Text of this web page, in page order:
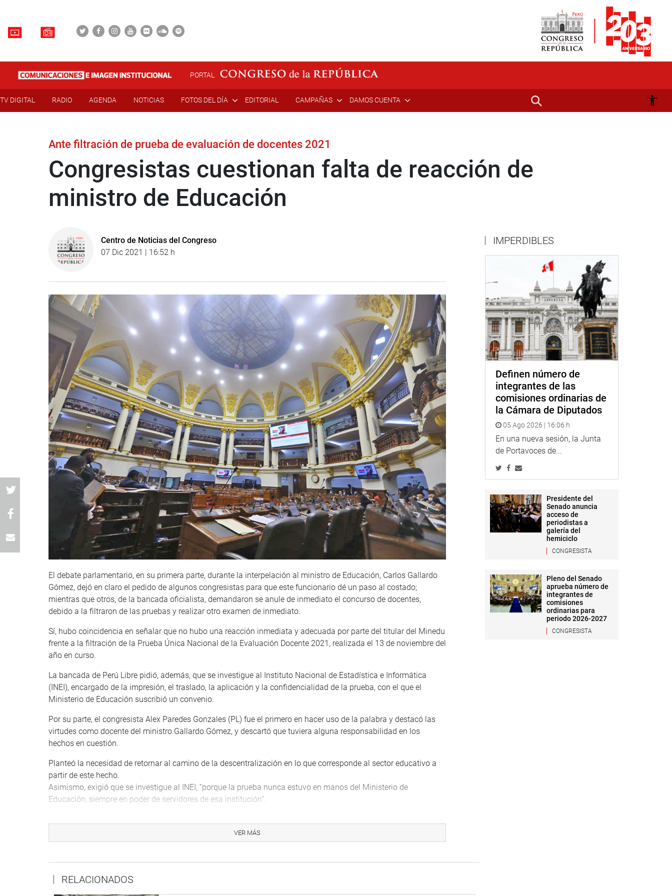
PORTAL
TV DIGITAL RADIO AGENDA NOTICIAS FOTOS DEL DÍA EDITORIAL CAMPAÑAS DAMOS CUENTA
Ante filtración de prueba de evaluación de docentes 2021
Congresistas cuestionan falta de reacción de
ministro de Educación
Centro de Noticias del Congreso
07 Dic 2021 | 16:52 h
El debate parlamentario, en su primera parte, durante la interpelación al ministro de Educación, Carlos Gallardo
Gómez, dejó en claro el pedido de algunos congresistas para que este funcionario dé un paso al costado;
mientras que otros, de la bancada oficialista, demandaron se anule de inmediato el concurso de docentes,
debido a la filtraron de las pruebas y realizar otro examen de inmediato.
Sí, hubo coincidencia en señalar que no hubo una reacción inmediata y adecuada por parte del titular del Minedu
frente a la filtración de la Prueba Única Nacional de la Evaluación Docente 2021, realizada el 13 de noviembre del
año en curso.
La bancada de Perú Libre pidió, además, que se investigue al Instituto Nacional de Estadística e Informática
(INEI), encargado de la impresión, el traslado, la aplicación y la confidencialidad de la prueba, con el que el
Ministerio de Educación suscribió un convenio.
Por su parte, el congresista Alex Paredes Gonzales (PL) fue el primero en hacer uso de la palabra y destacó las
virtudes como docente del ministro Gallardo Gómez, y descartó que tuviera alguna responsabilidad en los
hechos en cuestión.
Planteó la necesidad de retornar al camino de la descentralización en lo que corresponde al sector educativo a
partir de este hecho.
Asimismo, exigió que se investigue al INEI, “porque la prueba nunca estuvo en manos del Ministerio de
Educación, siempre en poder de servidores de esa institución”.
Atanacio, Katy Ugarte Mamani, Víctor Cutipa Ccama y Jorge Marticorena Mendoza, entre otros, quienes
demandaron drásticas sanciones para quienes filtraron el contenido de la prueba y el solucionario respectivo.
Empero, también hubo quienes cuestionaron que se use a Gallardo Gómez como “chivo expiatorio” para debilitar
y desgastar al Gobierno.
La parlamentaria Isabel Cortez Aguirre (JP) consideró que en medio de una situación delicada por la que
VER MÁS
RELACIONADOS
IMPERDIBLES
Definen número de
integrantes de las
comisiones ordinarias de
la Cámara de Diputados
05 Ago 2026 | 16:06 h
En una nueva sesión, la Junta
de Portavoces de...
Presidente del
Senado anuncia
acceso de
periodistas a
galería del
hemiciclo
CONGRESISTA
Pleno del Senado
aprueba número de
integrantes de
comisiones
ordinarias para
periodo 2026-2027
CONGRESISTA